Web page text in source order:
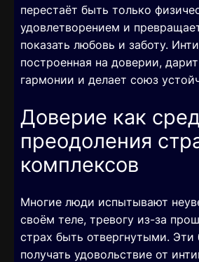
перестаёт быть только
удовлетворением и
показать любовь и заботу.
построенная на доверии,
гармонии и делает союз
Доверие как
преодоления
комплексов
Многие люди испытывают
своём теле, тревогу из-за
страх быть отвергнутыми.
получать удовольствие от